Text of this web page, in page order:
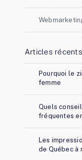
Articles récents
Pourquoi le
femme
Quels
fréquentes
Les
de Québec à